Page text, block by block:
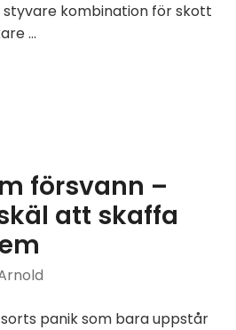
styvare kombination för skott
…
försvann –
att skaffa
panik som bara uppstår